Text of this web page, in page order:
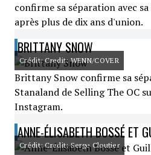
confirme sa séparation avec
après plus de dix ans d'union.
BRITTANY SNOW
Crédit: Credit: WENN/COVER
Brittany Snow confirme sa
Stanaland de Selling The OC
Instagram.
ANNE-ÉLISABETH BOSSÉ ET
Crédit: Credit: Serge Cloutier